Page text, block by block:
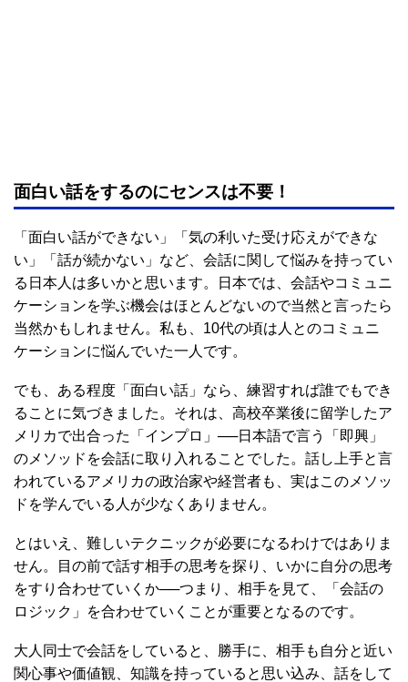
面白い話をするのにセンスは不要！
「面白い話ができない」「気の利いた受け応えができな
い」「話が続かない」など、会話に関して悩みを持ってい
る日本人は多いかと思います。日本では、会話やコミュニ
ケーションを学ぶ機会はほとんどないので当然と言ったら
当然かもしれません。私も、10代の頃は人とのコミュニ
ケーションに悩んでいた一人です。
でも、ある程度「面白い話」なら、練習すれば誰でもでき
ることに気づきました。それは、高校卒業後に留学したア
メリカで出合った「インプロ」──日本語で言う「即興」
のメソッドを会話に取り入れることでした。話し上手と言
われているアメリカの政治家や経営者も、実はこのメソッ
ドを学んでいる人が少なくありません。
とはいえ、難しいテクニックが必要になるわけではありま
せん。目の前で話す相手の思考を探り、いかに自分の思考
をすり合わせていくか──つまり、相手を見て、「会話の
ロジック」を合わせていくことが重要となるのです。
大人同士で会話をしていると、勝手に、相手も自分と近い
関心事や価値観、知識を持っていると思い込み、話をして